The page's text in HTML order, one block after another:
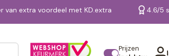
van extra voordeel met KD.extra 4.6/5
Prijzen
Bekijk alle